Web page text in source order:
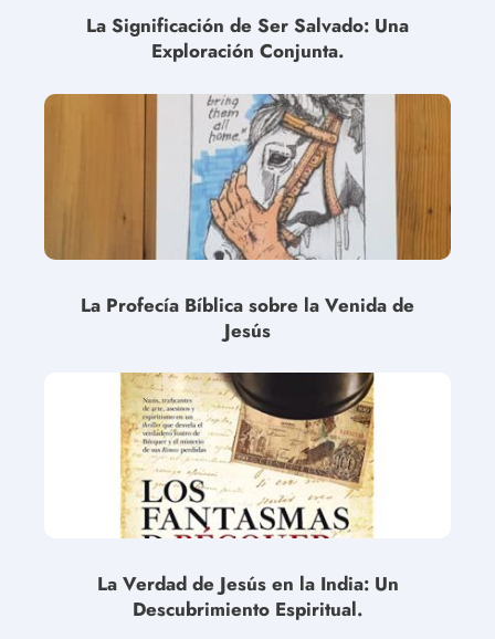
La Significación de Ser Salvado: Una
Exploración Conjunta.
La Profecía Bíblica sobre la Venida de
Jesús
La Verdad de Jesús en la India: Un
Descubrimiento Espiritual.